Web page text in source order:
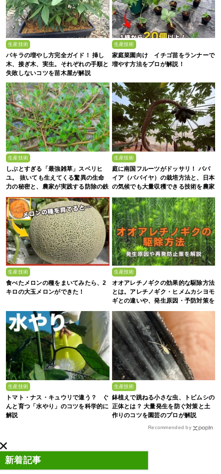
生産技術
パキラの増やし方完全ガイド！ 挿し
木、接ぎ木、実生。それぞれの手順と
失敗しないコツを苗木屋が解説
生産技術
家庭菜園向け イチゴ苗をランナーで
増やす方法をプロが解説！
生産技術
しぶとすぎる「最強雑草」スベリヒ
ユ。 抜いても生えてくる驚異の生命
力の秘密と、農家が実践する防除の鉄
生産技術
庭に南国フルーツがドッサリ！ パパ
イア（パパイヤ）の栽培方法と、日本
の気候でも大量収穫できる技術を農家
生産技術
食べたメロンの種をまいてみたら、2
キロの大玉メロンができた！
生産技術
オオアレチノギクの効果的な駆除方法
とは。アレチノギク・ヒメムカシヨモ
ギとの違いや、発生原因・予防対策を
解説
生産技術
トマト・ナス・キュウリで違う？ ぐ
んと育つ「水やり」のコツを科学的に
解説
生産技術
鉢植えで跳ねる小さな虫、トビムシの
正体とは？ 大量発生を防ぐ対策と土
作りのコツを園芸のプロが解説
Recommended by
新着記事